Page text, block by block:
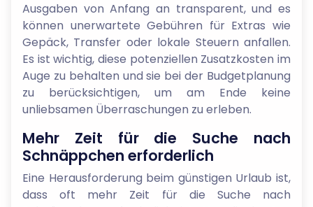
Ausgaben von Anfang an transparent, und es
können unerwartete Gebühren für Extras wie
Gepäck, Transfer oder lokale Steuern anfallen.
Es ist wichtig, diese potenziellen Zusatzkosten im
Auge zu behalten und sie bei der Budgetplanung
zu berücksichtigen, um am Ende keine
unliebsamen Überraschungen zu erleben.
Mehr Zeit für die Suche nach
Schnäppchen erforderlich
Eine Herausforderung beim günstigen Urlaub ist,
dass oft mehr Zeit für die Suche nach